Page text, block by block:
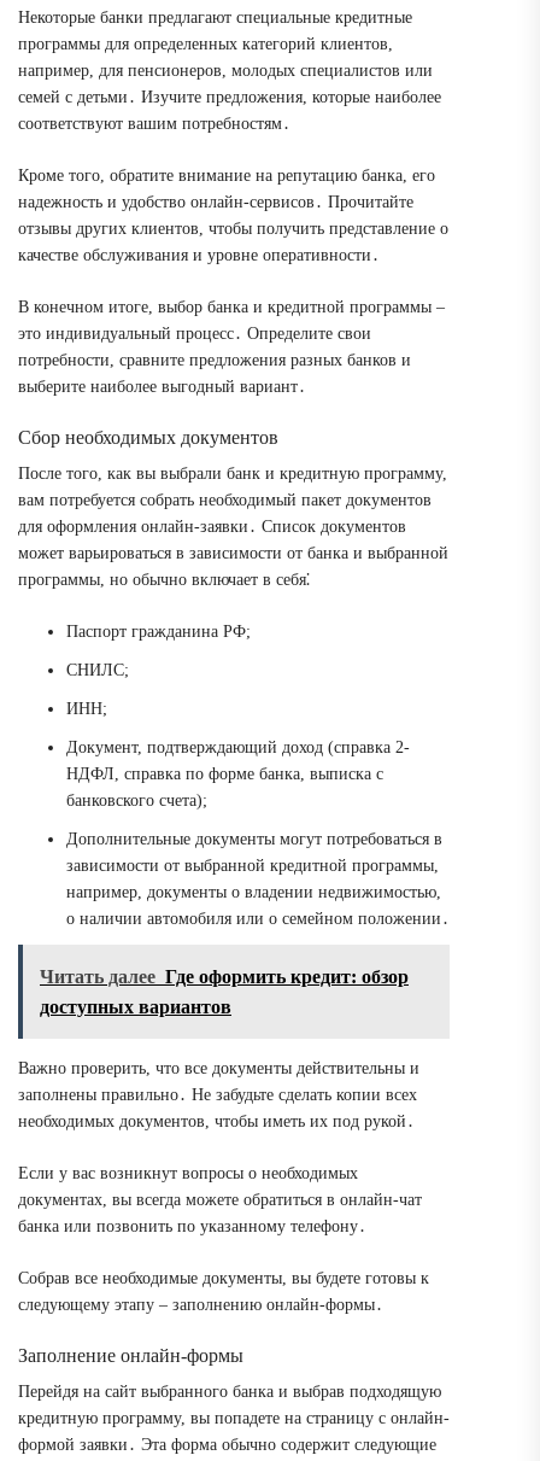
Некоторые банки предлагают специальные кредитные
программы для определенных категорий клиентов,
например, для пенсионеров, молодых специалистов или
семей с детьми․ Изучите предложения, которые наиболее
соответствуют вашим потребностям․
Кроме того, обратите внимание на репутацию банка, его
надежность и удобство онлайн-сервисов․ Прочитайте
отзывы других клиентов, чтобы получить представление о
качестве обслуживания и уровне оперативности․
В конечном итоге, выбор банка и кредитной программы –
это индивидуальный процесс․ Определите свои
потребности, сравните предложения разных банков и
выберите наиболее выгодный вариант․
Сбор необходимых документов
После того, как вы выбрали банк и кредитную программу,
вам потребуется собрать необходимый пакет документов
для оформления онлайн-заявки․ Список документов
может варьироваться в зависимости от банка и выбранной
программы, но обычно включает в себя⁚
Паспорт гражданина РФ;
СНИЛС;
ИНН;
Документ, подтверждающий доход (справка 2-
НДФЛ, справка по форме банка, выписка с
банковского счета);
Дополнительные документы могут потребоваться в
зависимости от выбранной кредитной программы,
например, документы о владении недвижимостью,
о наличии автомобиля или о семейном положении․
Читать далее Где оформить кредит: обзор
доступных вариантов
Важно проверить, что все документы действительны и
заполнены правильно․ Не забудьте сделать копии всех
необходимых документов, чтобы иметь их под рукой․
Если у вас возникнут вопросы о необходимых
документах, вы всегда можете обратиться в онлайн-чат
банка или позвонить по указанному телефону․
Собрав все необходимые документы, вы будете готовы к
следующему этапу – заполнению онлайн-формы․
Заполнение онлайн-формы
Перейдя на сайт выбранного банка и выбрав подходящую
кредитную программу, вы попадете на страницу с онлайн-
формой заявки․ Эта форма обычно содержит следующие